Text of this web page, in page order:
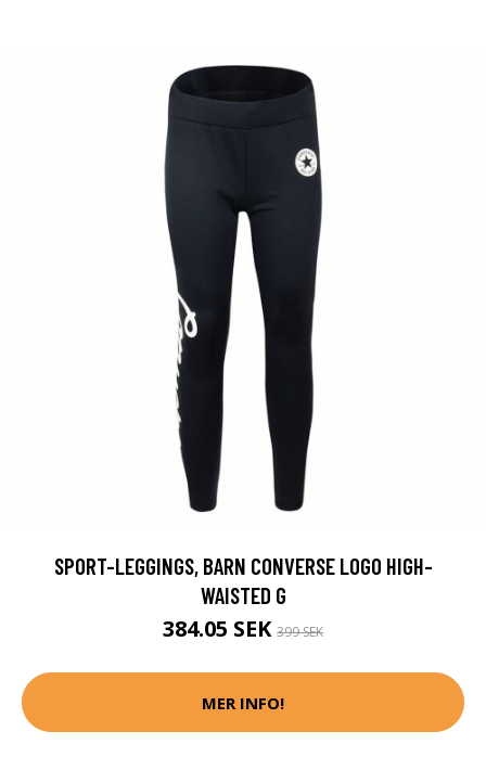
SPORT-LEGGINGS, BARN CONVERSE LOGO HIGH-
WAISTED G
384.05 SEK 399 SEK
MER INFO!